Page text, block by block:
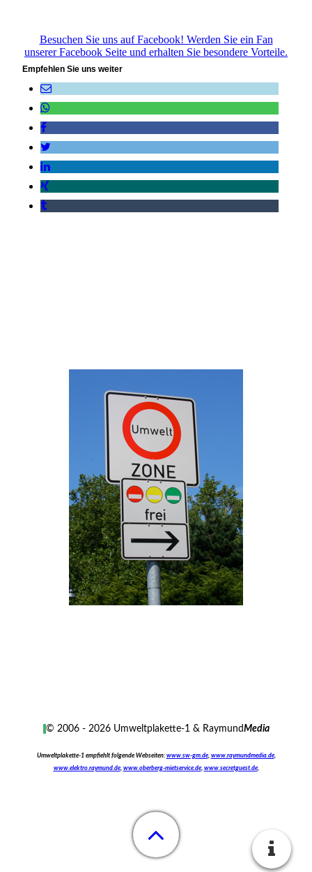
Besuchen Sie uns auf Facebook! Werden Sie ein Fan
unserer Facebook Seite und erhalten Sie besondere Vorteile.
Empfehlen Sie uns weiter
© 2006 - 2026 Umweltplakette-1 & RaymundMedia
Umweltplakette-1 empfiehlt folgende Webseiten: www.sw-gm.de, www.raymundmedia.de,
www.elektro.raymund.de, www.oberberg-mietservice.de, www.secretguest.de,